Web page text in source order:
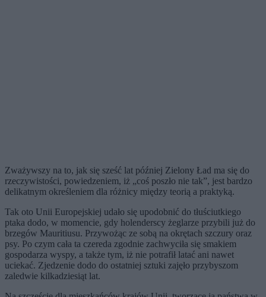
Zważywszy na to, jak się sześć lat później Zielony Ład ma się do
rzeczywistości, powiedzeniem, iż „coś poszło nie tak”, jest bardzo
delikatnym określeniem dla różnicy między teorią a praktyką.
Tak oto Unii Europejskiej udało się upodobnić do tłuściutkiego
ptaka dodo, w momencie, gdy holenderscy żeglarze przybili już do
brzegów Mauritiusu. Przywożąc ze sobą na okrętach szczury oraz
psy. Po czym cała ta czereda zgodnie zachwyciła się smakiem
gospodarza wyspy, a także tym, iż nie potrafił latać ani nawet
uciekać. Zjedzenie dodo do ostatniej sztuki zajęło przybyszom
zaledwie kilkadziesiąt lat.